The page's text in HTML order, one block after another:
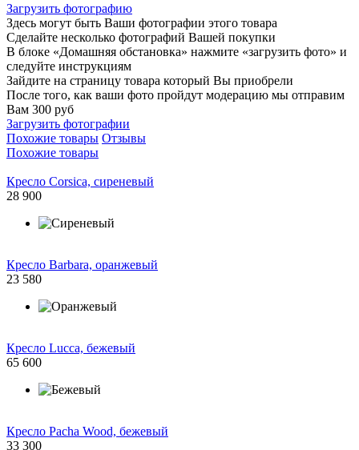
Загрузить фотографию
Здесь могут быть Ваши фотографии этого товара
Сделайте несколько фотографий Вашей покупки
В блоке «Домашняя обстановка» нажмите «загрузить фото» и
следуйте инструкциям
Зайдите на страницу товара который Вы приобрели
После того, как ваши фото пройдут модерацию мы отправим
Вам 300 руб
Загрузить фотографии
Похожие товары Отзывы
Похожие товары
Кресло Corsica, сиреневый
28 900
Кресло Barbara, оранжевый
23 580
Кресло Lucca, бежевый
65 600
Кресло Pacha Wood, бежевый
33 300